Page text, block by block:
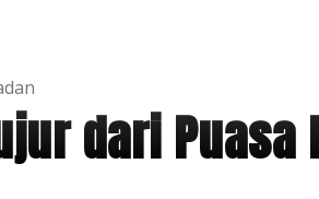
dari Puasa